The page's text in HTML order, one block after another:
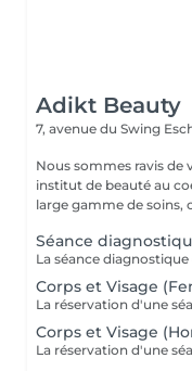
Adikt Beauty
7, avenue du Swing
Nous sommes ravis de
institut de beauté au coeur de
large gamme de soins,
Séance
Corps et Visage
Corps et Visage